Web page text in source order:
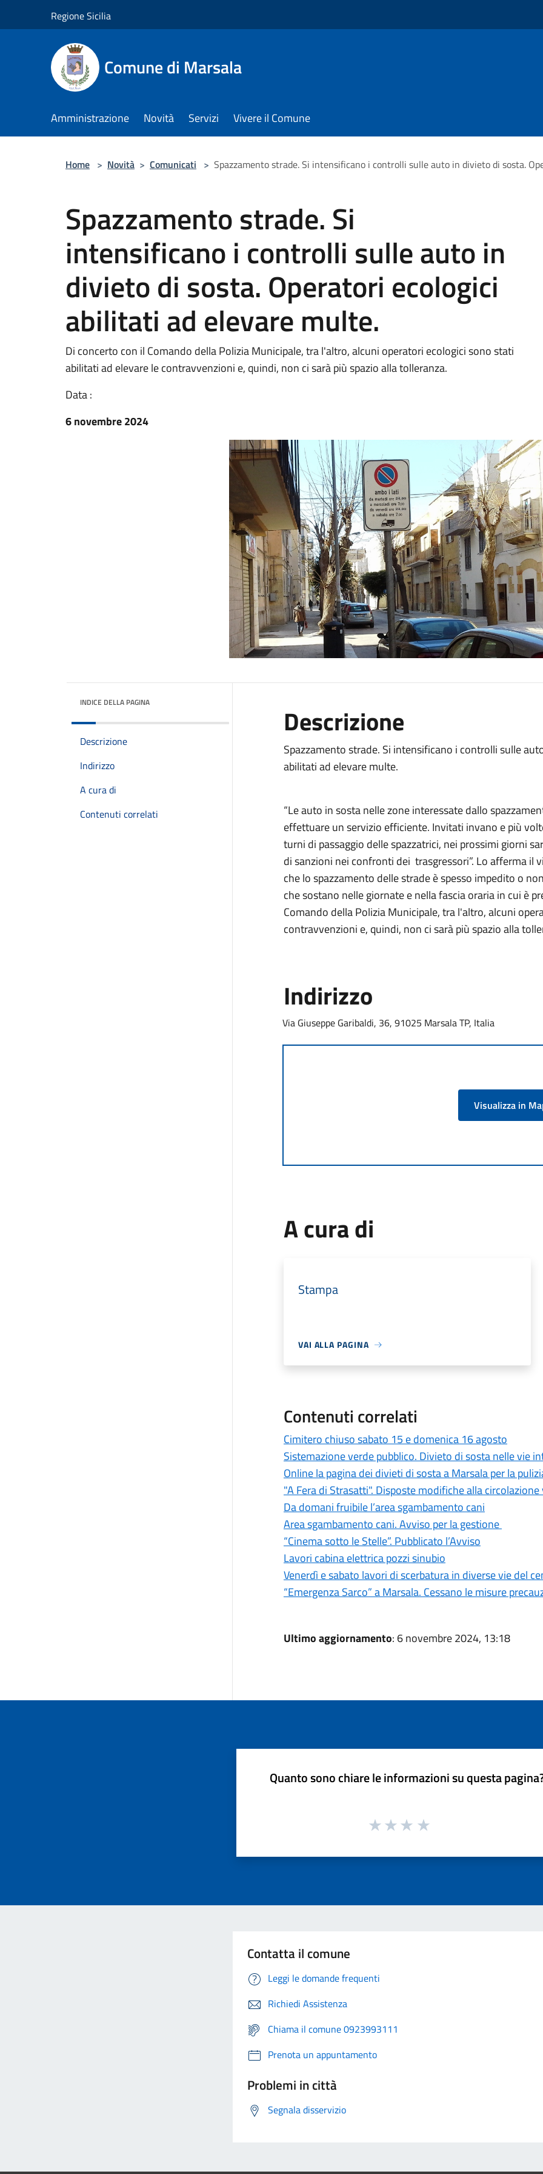
Regione Sicilia
Comune di Marsala
Amministrazione Novità Servizi Vivere il Comune
Home > Novità > Comunicati > Spazzamento strade. Si intensificano i controlli sulle auto in divieto di sosta.
Spazzamento strade. Si
intensificano i controlli sulle auto in
divieto di sosta. Operatori ecologici
abilitati ad elevare multe.
Di concerto con il Comando della Polizia Municipale, tra l'altro, alcuni operatori ecologici sono stati
abilitati ad elevare le contravvenzioni e, quindi, non ci sarà più spazio alla tolleranza.
Data :
6 novembre 2024
INDICE DELLA PAGINA
Descrizione
Indirizzo
A cura di
Contenuti correlati
Descrizione
Spazzamento strade. Si intensificano i controlli sulle
abilitati ad elevare multe.
“Le auto in sosta nelle zone interessate dallo
effettuare un servizio efficiente. Invitati invano e più
turni di passaggio delle spazzatrici, nei prossimi giorni
di sanzioni nei confronti dei trasgressori”. Lo afferma il
che lo spazzamento delle strade è spesso impedito o
che sostano nelle giornate e nella fascia oraria in cui è
Comando della Polizia Municipale, tra l'altro, alcuni
contravvenzioni e, quindi, non ci sarà più spazio alla
Indirizzo
Via Giuseppe Garibaldi, 36, 91025 Marsala TP, Italia
Visualizza in
A cura di
Stampa
VAI ALLA PAGINA
Contenuti correlati
Cimitero chiuso sabato 15 e domenica 16 agosto
Sistemazione verde pubblico. Divieto di sosta nelle vie
Online la pagina dei divieti di sosta a Marsala per la
"A Fera di Strasatti". Disposte modifiche alla
Da domani fruibile l’area sgambamento cani
Area sgambamento cani. Avviso per la gestione
“Cinema sotto le Stelle”. Pubblicato l’Avviso
Lavori cabina elettrica pozzi sinubio
Venerdì e sabato lavori di scerbatura in diverse vie del
“Emergenza Sarco” a Marsala. Cessano le misure
Ultimo aggiornamento: 6 novembre 2024, 13:18
Quanto sono chiare le informazioni su questa
Contatta il comune
Leggi le domande frequenti
Richiedi Assistenza
Chiama il comune 0923993111
Prenota un appuntamento
Problemi in città
Segnala disservizio